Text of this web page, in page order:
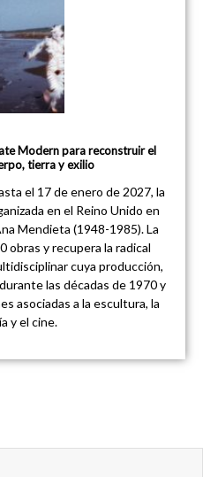
Modern para reconstruir el
tierra y exilio
el 17 de enero de 2027, la
en el Reino Unido en
Mendieta (1948-1985). La
obras y recupera la radical
cuya producción,
las décadas de 1970 y
asociadas a la escultura, la
y el cine.